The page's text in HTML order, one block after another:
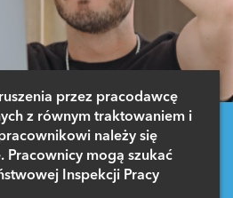
przez pracodawcę
z równym traktowaniem i
należy się
Pracownicy mogą szukać
Inspekcji Pracy